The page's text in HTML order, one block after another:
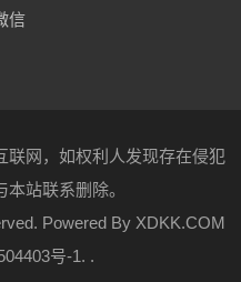
信
联网，如权利人发现存在侵犯
站联系删除。
Powered By XDKK.COM
号-1. .